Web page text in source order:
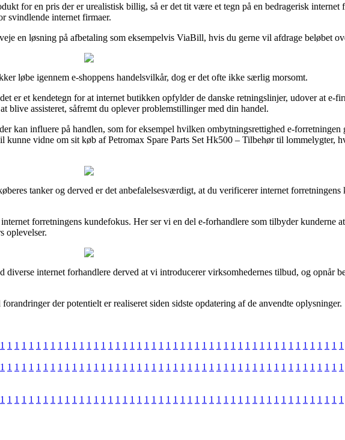
for en pris der er urealistisk billig, så er det tit være et tegn på en bedragerisk internet
svindlende internet firmaer.
en løsning på afbetaling som eksempelvis ViaBill, hvis du gerne vil afdrage beløbet
løbe igennem e-shoppens handelsvilkår, dog er det ofte ikke særlig morsomt.
er et kendetegn for at internet butikken opfylder de danske retningslinjer, udover at e-
assisteret, såfremt du oplever problemstillinger med din handel.
kan influere på handlen, som for eksempel hvilken ombytningsrettighed e-forretningen
vidne om sit køb af Petromax Spare Parts Set Hk500 – Tilbehør til lommelygter,
tanker og derved er det anbefalelsesværdigt, at du verificerer internet forretningens
forretningens kundefokus. Her ser vi en del e-forhandlere som tilbyder kunderne
oplevelser.
internet forhandlere derved at vi introducerer virksomhedernes tilbud, og opnår
der potentielt er realiseret siden sidste opdatering af de anvendte oplysninger.
1 1 1 1 1 1 1 1 1 1 1 1 1 1 1 1 1 1 1 1 1 1 1 1 1 1 1 1 1 1 1 1 1 1 1 1 1 1 1 1 1 1 1 1 1 1 1 1
1 1 1 1 1 1 1 1 1 1 1 1 1 1 1 1 1 1 1 1 1 1 1 1 1 1 1 1 1 1 1 1 1 1 1 1 1 1 1 1 1 1 1 1 1 1 1 1
1 1 1 1 1 1 1 1 1 1 1 1 1 1 1 1 1 1 1 1 1 1 1 1 1 1 1 1 1 1 1 1 1 1 1 1 1 1 1 1 1 1 1 1 1 1 1 1